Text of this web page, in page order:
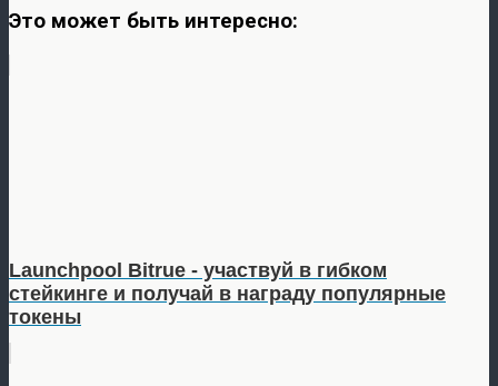
Это может быть интересно:
Launchpool Bitrue - участвуй в гибком
стейкинге и получай в награду популярные
токены